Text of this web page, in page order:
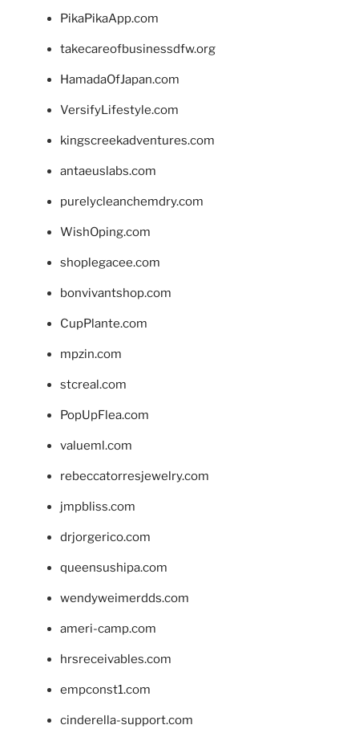
PikaPikaApp.com
takecareofbusinessdfw.org
HamadaOfJapan.com
VersifyLifestyle.com
kingscreekadventures.com
antaeuslabs.com
purelycleanchemdry.com
WishOping.com
shoplegacee.com
bonvivantshop.com
CupPlante.com
mpzin.com
stcreal.com
PopUpFlea.com
valueml.com
rebeccatorresjewelry.com
jmpbliss.com
drjorgerico.com
queensushipa.com
wendyweimerdds.com
ameri-camp.com
hrsreceivables.com
empconst1.com
cinderella-support.com